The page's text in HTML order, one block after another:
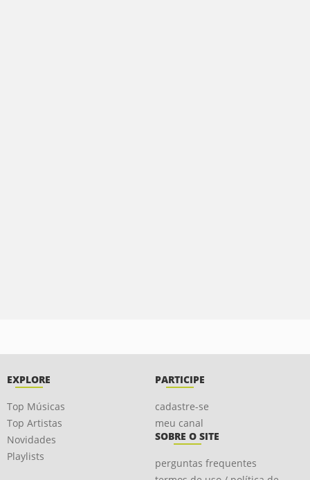
EXPLORE
Top Músicas
Top Artistas
Novidades
Playlists
PARTICIPE
cadastre-se
meu canal
SOBRE O SITE
perguntas frequentes